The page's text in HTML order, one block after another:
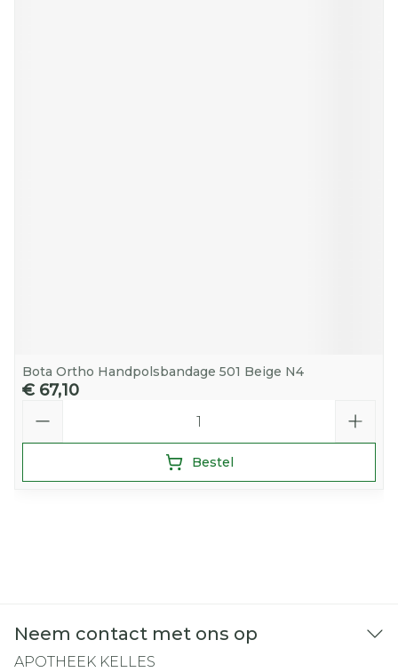
Bota Ortho Handpolsbandage 501 Beige N4
€ 67,10
Bestel
Neem contact met ons op
APOTHEEK KELLES